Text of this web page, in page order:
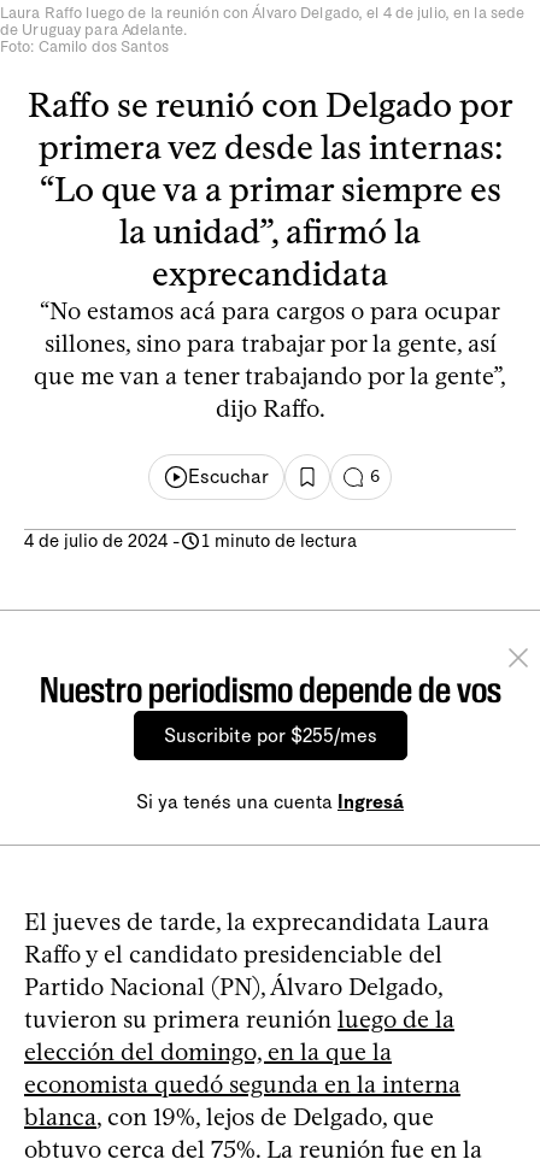
Laura Raffo luego de la reunión con Álvaro Delgado, el 4 de julio, en la sede
de Uruguay para Adelante.
Foto: Camilo dos Santos
Raffo se reunió con Delgado por
primera vez desde las internas:
“Lo que va a primar siempre es
la unidad”, afirmó la
exprecandidata
“No estamos acá para cargos o para ocupar
sillones, sino para trabajar por la gente, así
que me van a tener trabajando por la gente”,
dijo Raffo.
Escuchar 6
4 de julio de 2024 - 1 minuto de lectura
Nuestro periodismo depende de vos
Suscribite por $255/mes
Si ya tenés una cuenta Ingresá
El jueves de tarde, la exprecandidata Laura
Raffo y el candidato presidenciable del
Partido Nacional (PN), Álvaro Delgado,
tuvieron su primera reunión luego de la
elección del domingo, en la que la
economista quedó segunda en la interna
blanca, con 19%, lejos de Delgado, que
obtuvo cerca del 75%. La reunión fue en la